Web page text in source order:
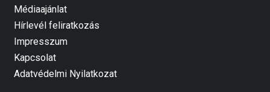
Médiaajánlat
Hírlevél feliratkozás
Impresszum
Kapcsolat
Adatvédelmi Nyilatkozat